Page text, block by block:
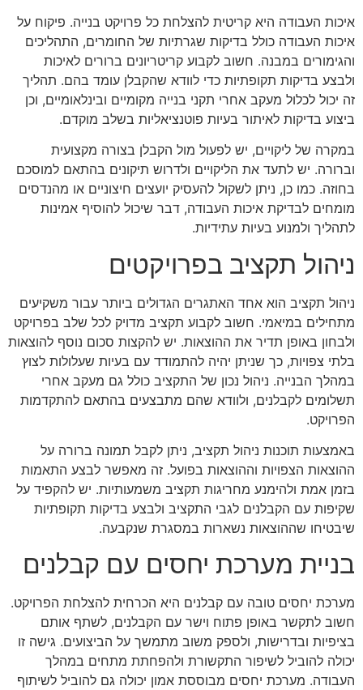
איכות העבודה היא קריטית להצלחת כל פרויקט בנייה. פיקוח על
איכות העבודה כולל בדיקות שגרתיות של החומרים, התהליכים
והגימורים במבנה. חשוב לקבוע קריטריונים ברורים לאיכות
ולבצע בדיקות תקופתיות כדי לוודא שהקבלן עומד בהם. תהליך
זה יכול לכלול מעקב אחרי תקני בנייה מקומיים ובינלאומיים, וכן
ביצוע בדיקות לאיתור בעיות פוטנציאליות בשלב מוקדם.
במקרה של ליקויים, יש לפעול מול הקבלן בצורה מקצועית
וברורה. יש לתעד את הליקויים ולדרוש תיקונים בהתאם למוסכם
בחוזה. כמו כן, ניתן לשקול להעסיק יועצים חיצוניים או מהנדסים
מומחים לבדיקת איכות העבודה, דבר שיכול להוסיף אמינות
לתהליך ולמנוע בעיות עתידיות.
ניהול תקציב בפרויקטים
ניהול תקציב הוא אחד האתגרים הגדולים ביותר עבור משקיעים
מתחילים במיאמי. חשוב לקבוע תקציב מדויק לכל שלב בפרויקט
ולבחון באופן תדיר את ההוצאות. יש להקצות סכום נוסף להוצאות
בלתי צפויות, כך שניתן יהיה להתמודד עם בעיות שעלולות לצוץ
במהלך הבנייה. ניהול נכון של התקציב כולל גם מעקב אחרי
תשלומים לקבלנים, ולוודא שהם מתבצעים בהתאם להתקדמות
הפרויקט.
באמצעות תוכנות ניהול תקציב, ניתן לקבל תמונה ברורה על
ההוצאות הצפויות וההוצאות בפועל. זה מאפשר לבצע התאמות
בזמן אמת ולהימנע מחריגות תקציב משמעותיות. יש להקפיד על
שקיפות עם הקבלנים לגבי התקציב ולבצע בדיקות תקופתיות
שיבטיחו שההוצאות נשארות במסגרת שנקבעה.
בניית מערכת יחסים עם קבלנים
מערכת יחסים טובה עם קבלנים היא הכרחית להצלחת הפרויקט.
חשוב לתקשר באופן פתוח וישר עם הקבלנים, לשתף אותם
בציפיות ובדרישות, ולספק משוב מתמשך על הביצועים. גישה זו
יכולה להוביל לשיפור התקשורת ולהפחתת מתחים במהלך
העבודה. מערכת יחסים מבוססת אמון יכולה גם להוביל לשיתוף